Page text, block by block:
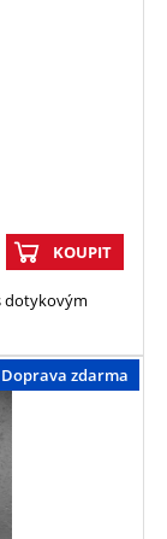
KOUPIT
dotykovým
Doprava zdarma